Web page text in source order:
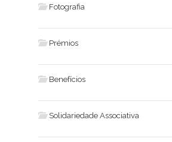
Fotografia
Prémios
Benefícios
Solidariedade Associativa